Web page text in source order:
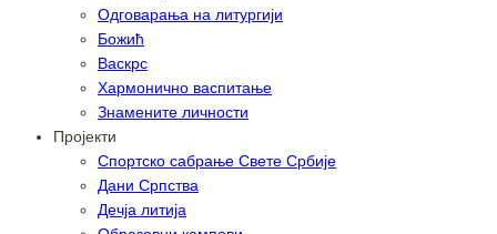
Одговарања на литургији
Божић
Васкрс
Хармонично васпитање
Знамените личности
Пројекти
Спортско сабрање Свете Србије
Дани Српства
Дечја литија